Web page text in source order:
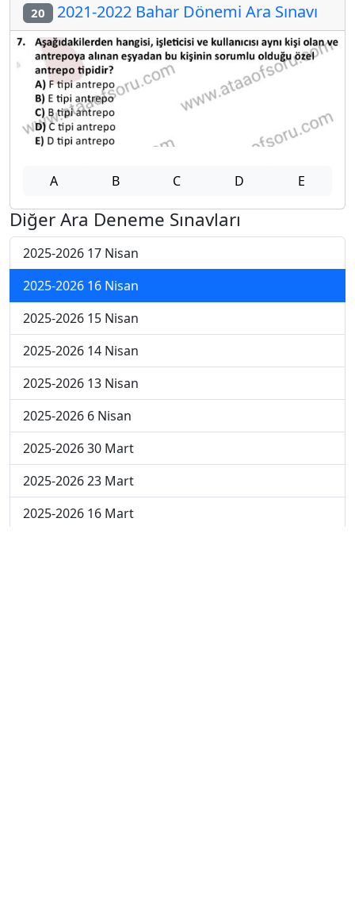
20 2021-2022 Bahar Dönemi Ara Sınavı
A B C D E
Diğer Ara Deneme Sınavları
2025-2026 17 Nisan
2025-2026 16 Nisan
2025-2026 15 Nisan
2025-2026 14 Nisan
2025-2026 13 Nisan
2025-2026 6 Nisan
2025-2026 30 Mart
2025-2026 23 Mart
2025-2026 16 Mart